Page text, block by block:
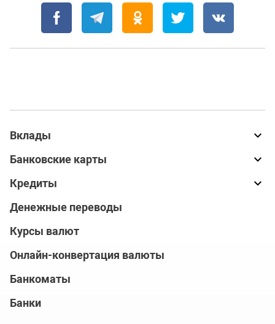
Вклады
Банковские карты
Кредиты
Денежные переводы
Курсы валют
Онлайн-конвертация валюты
Банкоматы
Банки